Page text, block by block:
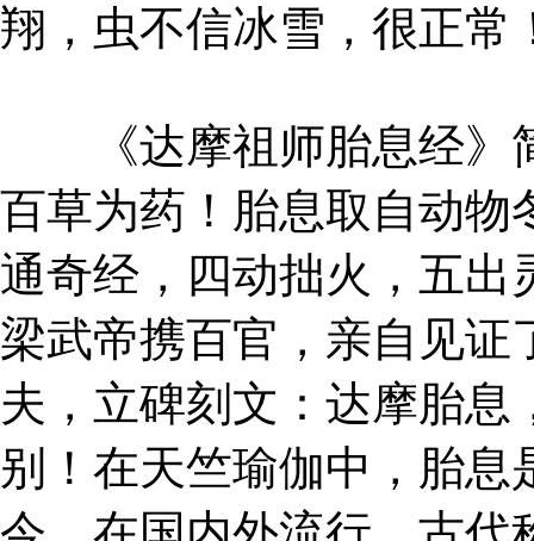
翔，虫不信冰雪，很正常
《达摩祖师胎息经》
百草为药！胎息取自动物
通奇经，四动拙火，五出
梁武帝携百官，亲自见证
夫，立碑刻文：达摩胎
别！在天竺瑜伽中，胎